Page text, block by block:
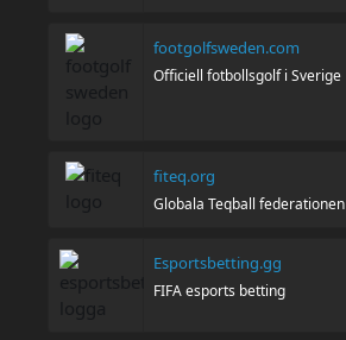
footgolfsweden.com
Officiell fotbollsgolf i Sverige
fiteq.org
Globala Teqball federationen
Esportsbetting.gg
FIFA esports betting